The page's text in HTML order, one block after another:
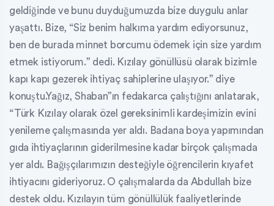
geldiğinde ve bunu duyduğumuzda bize duygulu anlar
yaşattı. Bize, “Siz benim halkıma yardım ediyorsunuz,
ben de burada minnet borcumu ödemek için size yardım
etmek istiyorum.” dedi. Kızılay gönüllüsü olarak bizimle
kapı kapı gezerek ihtiyaç sahiplerine ulaşıyor.” diye
konuştu.Yağız, Shaban”ın fedakarca çalıştığını anlatarak,
“Türk Kızılay olarak özel gereksinimli kardeşimizin evini
yenileme çalışmasında yer aldı. Badana boya yapımından
gıda ihtiyaçlarının giderilmesine kadar birçok çalışmada
yer aldı. Bağışçılarımızın desteğiyle öğrencilerin kıyafet
ihtiyacını gideriyoruz. O çalışmalarda da Abdullah bize
destek oldu. Kızılayın tüm gönüllülük faaliyetlerinde